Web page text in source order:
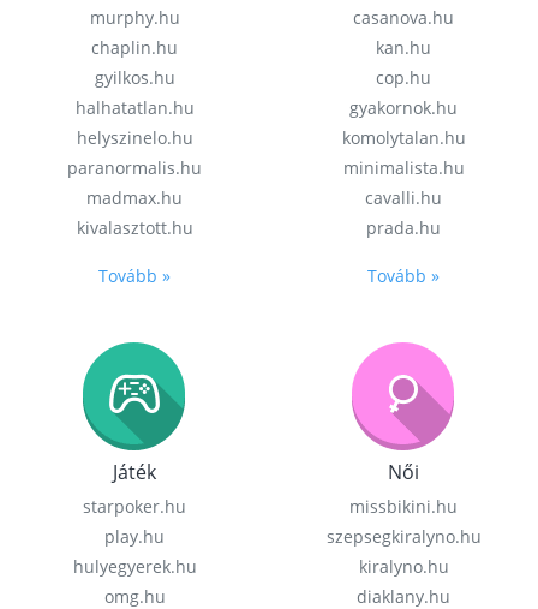
murphy.hu
chaplin.hu
gyilkos.hu
halhatatlan.hu
helyszinelo.hu
paranormalis.hu
madmax.hu
kivalasztott.hu
Tovább »
casanova.hu
kan.hu
cop.hu
gyakornok.hu
komolytalan.hu
minimalista.hu
cavalli.hu
prada.hu
Tovább »
Játék
starpoker.hu
play.hu
hulyegyerek.hu
omg.hu
Női
missbikini.hu
szepsegkiralyno.hu
kiralyno.hu
diaklany.hu